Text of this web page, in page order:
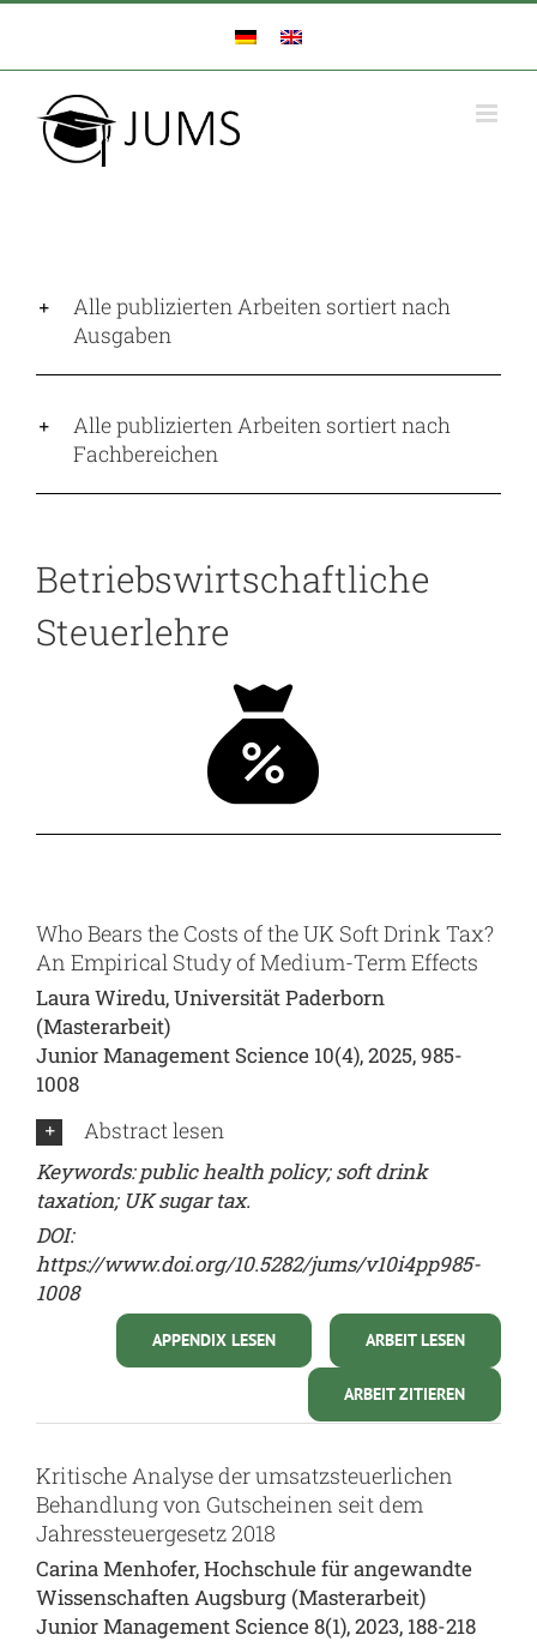
Zum
springen
Alle publizierten Arbeiten sortiert nach
Ausgaben
Alle publizierten Arbeiten sortiert nach
Fachbereichen
Betriebswirtschaftliche
Steuerlehre
Who Bears the Costs of the UK Soft Drink Tax?
An Empirical Study of Medium-Term Effects
Laura Wiredu, Universität Paderborn
(Masterarbeit)
Junior Management Science 10(4), 2025, 985-
1008
Abstract lesen
Keywords: public health policy; soft drink
taxation; UK sugar tax.
DOI:
https://www.doi.org/10.5282/jums/v10i4pp985-
1008
ARBEIT LESEN
APPENDIX LESEN
ARBEIT ZITIEREN
Kritische Analyse der umsatzsteuerlichen
Behandlung von Gutscheinen seit dem
Jahressteuergesetz 2018
Carina Menhofer, Hochschule für angewandte
Wissenschaften Augsburg (Masterarbeit)
Junior Management Science 8(1), 2023, 188-218